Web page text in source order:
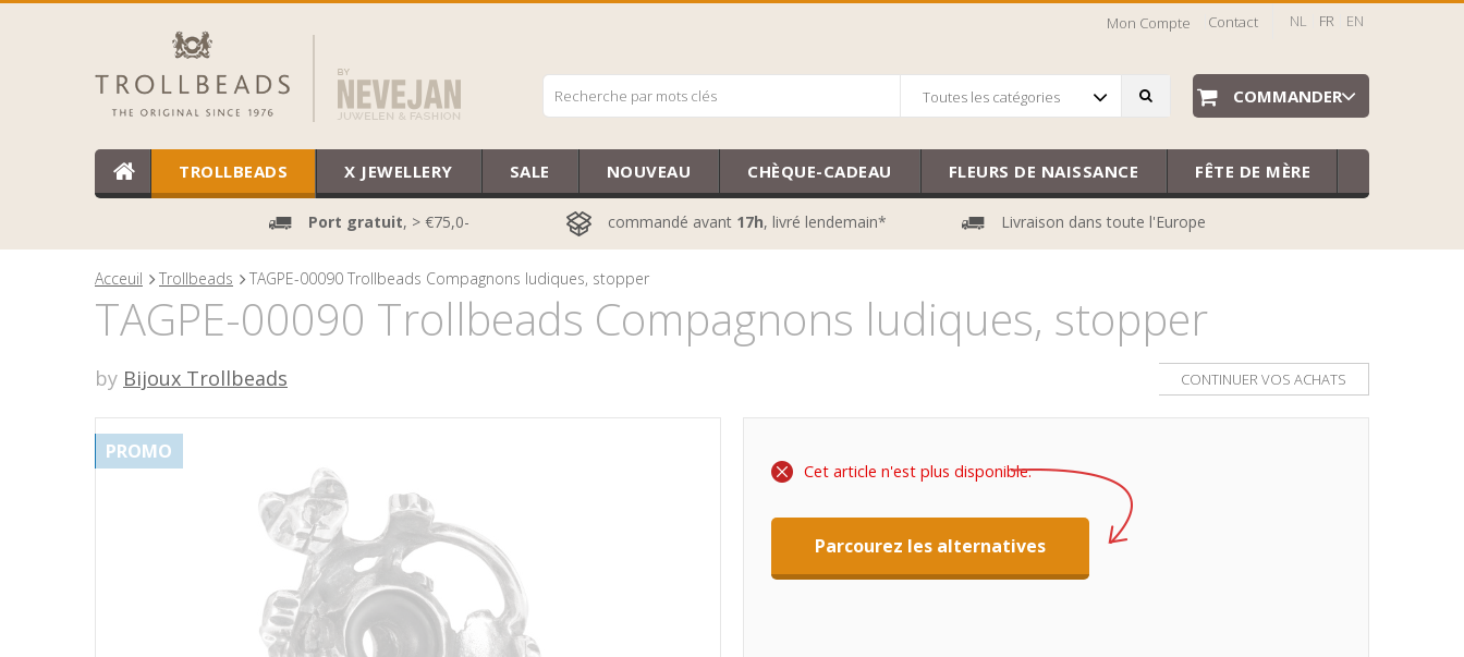
Mon Compte Contact NL FR EN
Toutes les catégories COMMANDER
TROLLBEADS X JEWELLERY SALE NOUVEAU CHÈQUE-CADEAU FLEURS DE NAISSANCE FÊTE DE MÈRE
Port gratuit, > €75,0- commandé avant 17h, livré lendemain* Livraison dans toute l'Europe
Acceuil Trollbeads TAGPE-00090 Trollbeads Compagnons ludiques, stopper
TAGPE-00090 Trollbeads Compagnons ludiques, stopper
by Bijoux Trollbeads CONTINUER VOS ACHATS
PROMO
Cet article n'est plus disponible.
Parcourez les alternatives